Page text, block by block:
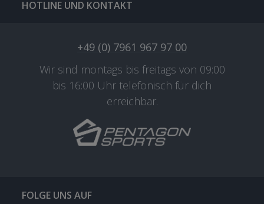
HOTLINE UND KONTAKT
+49 (0) 7961 967 97 00
Wir sind montags bis freitags von 09:00
bis 16:00 Uhr telefonisch für dich
erreichbar.
FOLGE UNS AUF